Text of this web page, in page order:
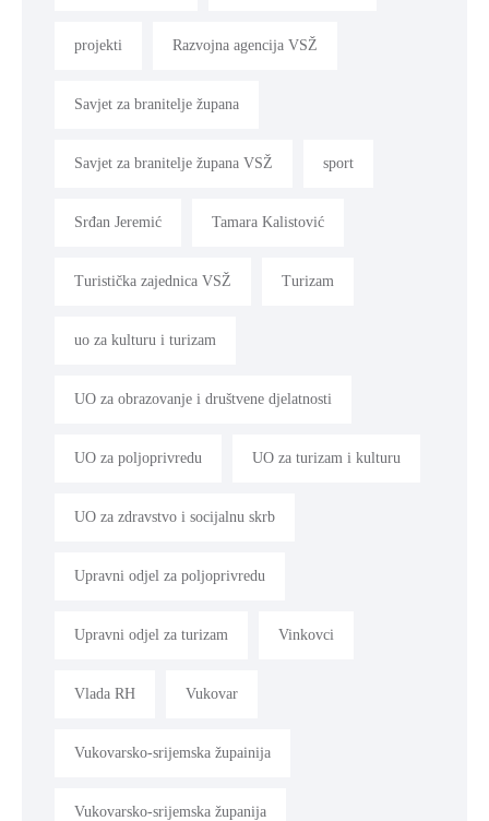
projekti Razvojna agencija VSŽ
Savjet za branitelje župana
Savjet za branitelje župana VSŽ sport
Srđan Jeremić Tamara Kalistović
Turistička zajednica VSŽ Turizam
uo za kulturu i turizam
UO za obrazovanje i društvene djelatnosti
UO za poljoprivredu UO za turizam i kulturu
UO za zdravstvo i socijalnu skrb
Upravni odjel za poljoprivredu
Upravni odjel za turizam Vinkovci
Vlada RH Vukovar
Vukovarsko-srijemska župainija
Vukovarsko-srijemska županija